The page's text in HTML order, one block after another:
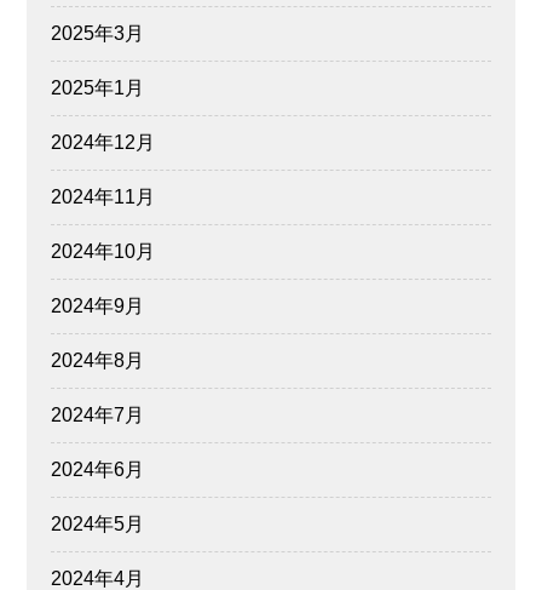
2025年3月
2025年1月
2024年12月
2024年11月
2024年10月
2024年9月
2024年8月
2024年7月
2024年6月
2024年5月
2024年4月